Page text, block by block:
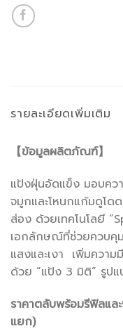
รายละเอียดเพิ่มเติม
【ข้อมูลผลิตภัณฑ์】
แป้งฝุ่นอัดแข็ง มอบคว
จมูกและโหนกแก้มดูโด
ส่อง ด้วยเทคโนโลยี
เอกลักษณ์ที่ช่วยควบคุ
แสงและเงา เพิ่มความ
ด้วย “แป้ง 3 มิติ” รูปแ
ราคาตลับพร้อมรีฟิลแล
แยก)